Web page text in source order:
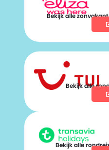
Bekijk alle
Bekijk alle
Bekijk alle